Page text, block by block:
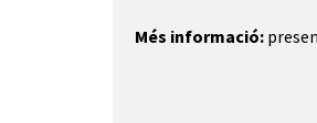
Més informació: